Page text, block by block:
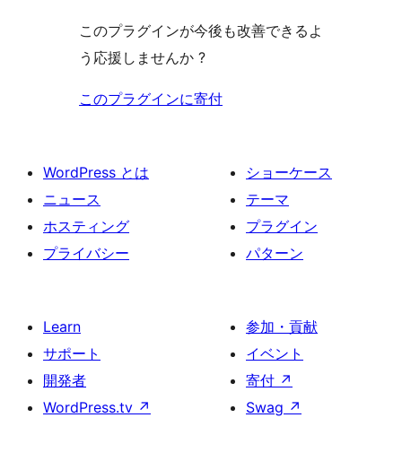
このプラグインが今後も改善できるよ
う応援しませんか ?
このプラグインに寄付
WordPress とは
ニュース
ホスティング
プライバシー
ショーケース
テーマ
プラグイン
パターン
Learn
サポート
開発者
WordPress.tv ↗
参加・貢献
イベント
寄付 ↗
Swag ↗